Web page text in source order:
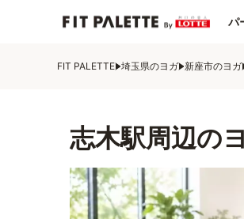
パ
FIT PALETTE 埼玉県のヨガ 新座市のヨガ
志木駅周辺の